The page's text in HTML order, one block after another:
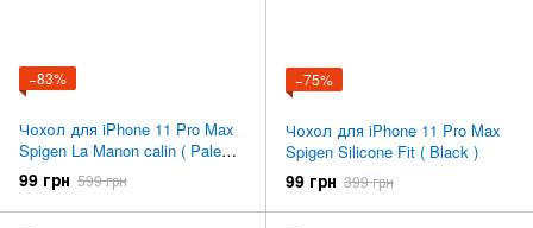
−83%
Чохол для iPhone 11 Pro Max
Spigen La Manon calin ( Pale
Pink )
99 грн 599 грн
−75%
Чохол для iPhone 11 Pro Max
Spigen Silicone Fit ( Black )
99 грн 399 грн